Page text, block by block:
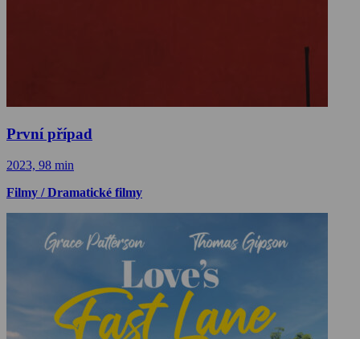
První případ
2023, 98 min
Filmy / Dramatické filmy